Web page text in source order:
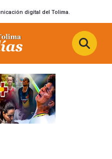
digital del Tolima.